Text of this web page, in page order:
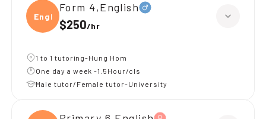
Engli
Form 4,English
$250/hr
1 to 1 tutoring-Hung Hom
One day a week -1.5Hour/cls
Male tutor/Female tutor-University